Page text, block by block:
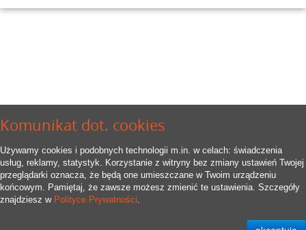
Komunikat dot. cookies
Używamy cookies i podobnych technologii m.in. w celach: świadczenia
usług, reklamy, statystyk. Korzystanie z witryny bez zmiany ustawień Twojej
przeglądarki oznacza, że będą one umieszczane w Twoim urządzeniu
końcowym. Pamiętaj, że zawsze możesz zmienić te ustawienia. Szczegóły
znajdziesz w Polityce Prywatności.